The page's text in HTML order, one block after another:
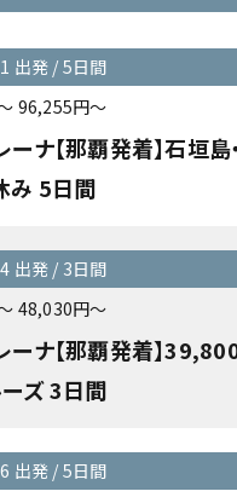
出発 / 5日間
96,255円～
ーナ【那覇発着】石垣島
み 5日間
出発 / 3日間
48,030円～
ーナ【那覇発着】
ズ 3日間
出発 / 5日間